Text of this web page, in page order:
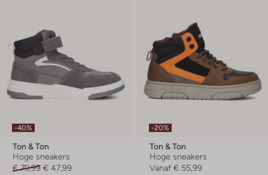
-40%
Ton & Ton
Hoge sneakers
€ 79,99 € 47,99
-20%
Ton & Ton
Hoge sneakers
Vanaf € 55,99